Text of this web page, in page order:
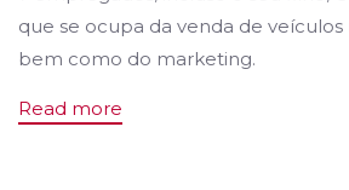
que se ocupa da venda de veículos
bem como do marketing.
Read more